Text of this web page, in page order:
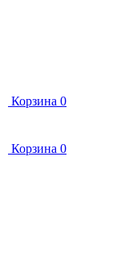
Корзина 0
Корзина 0